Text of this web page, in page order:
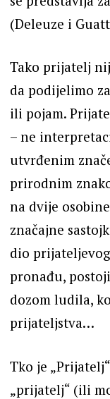
(Deleuze i
Tako prijatelj
da podijelimo
ili pojam.
– ne
utvrđenim
prirodnim
na dvije
značajne
dio
pronađu,
dozom ludila,
prijateljstva…
Tko je
„prijatelj“ (ili